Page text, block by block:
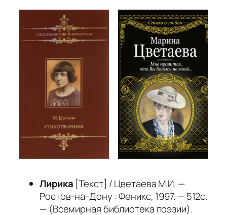
Лирика [Текст] / Цветаева М.И. —
Ростов-на-Дону : Феникс, 1997. — 512с.
— (Всемирная библиотека поэзии).